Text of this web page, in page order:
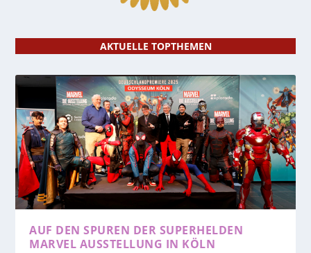
AKTUELLE TOPTHEMEN
AUF DEN SPUREN DER SUPERHELDEN
MARVEL AUSSTELLUNG IN KÖLN